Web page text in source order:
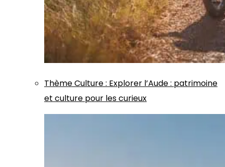
ThèmeCulture: Explorer l’Aude : patrimoine
et culture pour les curieux